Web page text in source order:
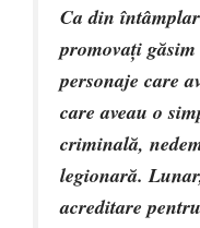
Ca din
promovaţi
personaje care
care aveau o
criminală,
legionară.
acreditare